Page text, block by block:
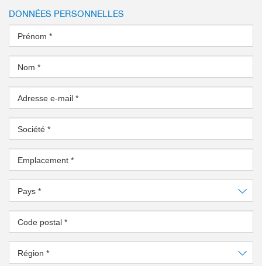
DONNÉES PERSONNELLES
Prénom *
Nom *
Adresse e-mail *
Société *
Emplacement *
Pays *
Code postal *
Région *